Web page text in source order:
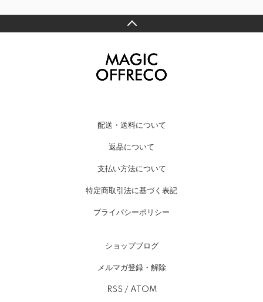
配送・送料について
返品について
支払い方法について
特定商取引法に基づく表記
プライバシーポリシー
ショップブログ
メルマガ登録・解除
RSS / ATOM